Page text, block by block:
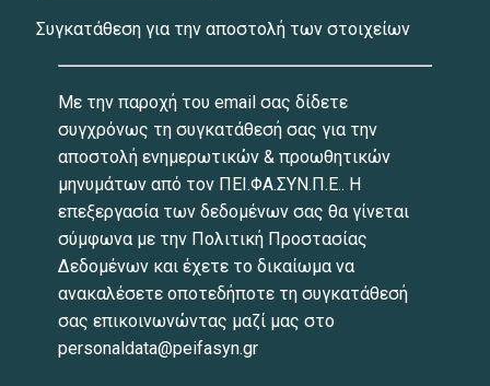
Συγκατάθεση για την αποστολή των στοιχείων
Με την παροχή του email σας δίδετε
συγχρόνως τη συγκατάθεσή σας για την
αποστολή ενημερωτικών & προωθητικών
μηνυμάτων από τον ΠΕΙ.ΦΑ.ΣΥΝ.Π.Ε.. Η
επεξεργασία των δεδομένων σας θα γίνεται
σύμφωνα με την Πολιτική Προστασίας
Δεδομένων και έχετε το δικαίωμα να
ανακαλέσετε οποτεδήποτε τη συγκατάθεσή
σας επικοινωνώντας μαζί μας στο
personaldata@peifasyn.gr